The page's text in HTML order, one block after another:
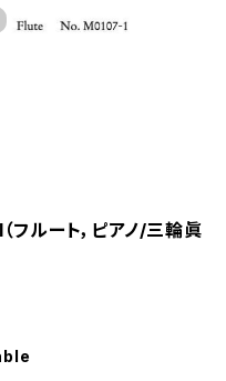
ルート，ピアノ/三輪眞